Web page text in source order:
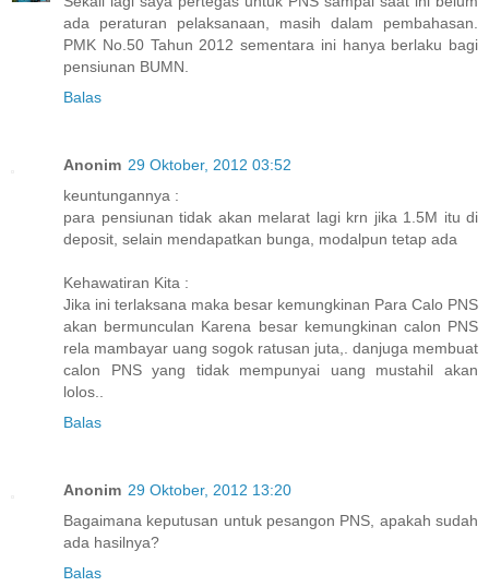
ada peraturan pelaksanaan, masih dalam pembahasan.
PMK No.50 Tahun 2012 sementara ini hanya berlaku bagi
pensiunan BUMN.
Balas
Anonim 29 Oktober, 2012 03:52
keuntungannya :
para pensiunan tidak akan melarat lagi krn jika 1.5M itu di
deposit, selain mendapatkan bunga, modalpun tetap ada
Kehawatiran Kita :
Jika ini terlaksana maka besar kemungkinan Para Calo PNS
akan bermunculan Karena besar kemungkinan calon PNS
rela mambayar uang sogok ratusan juta,. danjuga membuat
calon PNS yang tidak mempunyai uang mustahil akan
lolos..
Balas
Anonim 29 Oktober, 2012 13:20
Bagaimana keputusan untuk pesangon PNS, apakah sudah
ada hasilnya?
Balas